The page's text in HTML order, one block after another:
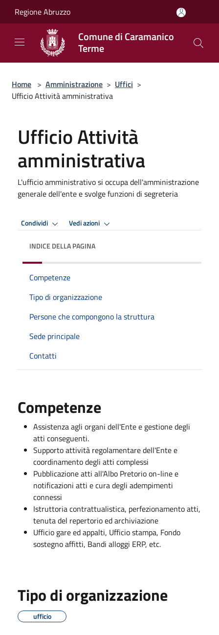
Regione Abruzzo
Comune di Caramanico
Terme
Home > Amministrazione > Uffici >
Ufficio Attività amministrativa
Ufficio Attività
amministrativa
L'ufficio amministrativo si occupa dell'amministrazione
generale dell'ente e svolge funzioni di segreteria
Condividi Vedi azioni
INDICE DELLA PAGINA
Competenze
Tipo di organizzazione
Persone che compongono la struttura
Sede principale
Contatti
Competenze
Assistenza agli organi dell'Ente e gestione degli
atti conseguenti.
Supporto attività regolamentare dell'Ente e
coordinamento degli atti complessi
Pubblicazione atti all'Albo Pretorio on-line e
notificazioni atti e cura degli adempimenti
connessi
Istruttoria contrattualistica, perfezionamento atti,
tenuta del repertorio ed archiviazione
Ufficio gare ed appalti, Ufficio stampa, Fondo
sostegno affitti, Bandi alloggi ERP, etc.
Tipo di organizzazione
ufficio